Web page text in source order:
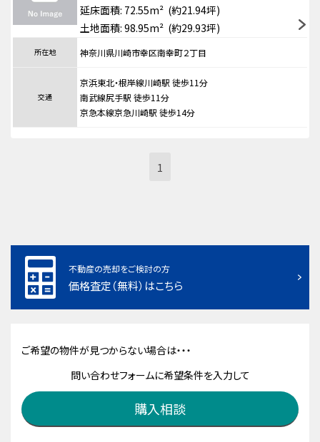
延床面積: 72.55m² (約21.94坪)
土地面積: 98.95m² (約29.93坪)
所在地 神奈川県川崎市幸区南幸町２丁目
交通
京浜東北・根岸線川崎駅 徒歩11分
南武線尻手駅 徒歩11分
京急本線京急川崎駅 徒歩14分
1
不動産の売却をご検討の方
価格査定（無料）はこちら
ご希望の物件が見つからない場合は・・・
問い合わせフォームに希望条件を入力して
購入相談